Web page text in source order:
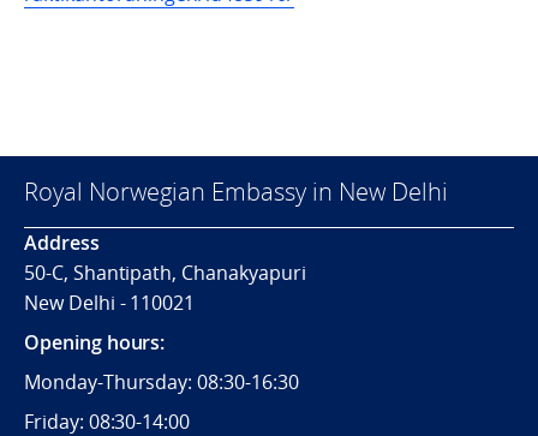
Royal Norwegian Embassy in New Delhi
Address
50-C, Shantipath, Chanakyapuri
New Delhi - 110021
Opening hours:
Monday-Thursday: 08:30-16:30
Friday: 08:30-14:00